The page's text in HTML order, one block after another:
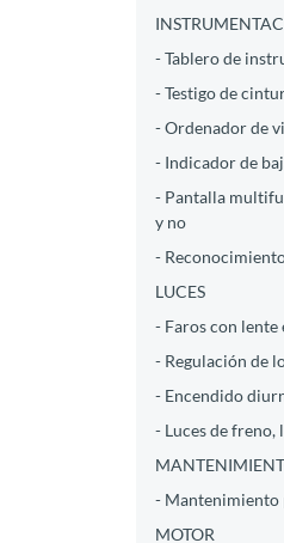
- Tablero de
- Testigo de
- Ordenador de
- Indicador de
- Pantalla
y no
-
LUCES
- Faros con
- Regulación de
- Encendido
- Luces de freno,
- Mantenimiento
MOTOR